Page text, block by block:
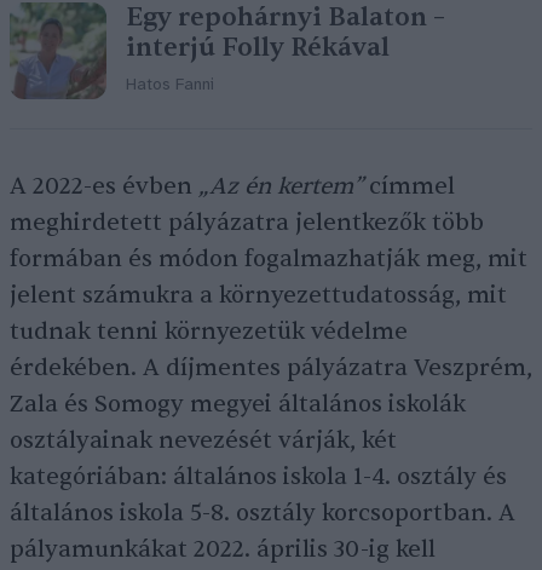
Egy repohárnyi Balaton –
interjú Folly Rékával
Hatos Fanni
A 2022-es évben „Az én kertem”címmel
meghirdetett pályázatra jelentkezők több
formában és módon fogalmazhatják meg, mit
jelent számukra a környezettudatosság, mit
tudnak tenni környezetük védelme
érdekében. A díjmentes pályázatra Veszprém,
Zala és Somogy megyei általános iskolák
osztályainak nevezését várják, két
kategóriában: általános iskola 1-4. osztály és
általános iskola 5-8. osztály korcsoportban. A
pályamunkákat 2022. április 30-ig kell